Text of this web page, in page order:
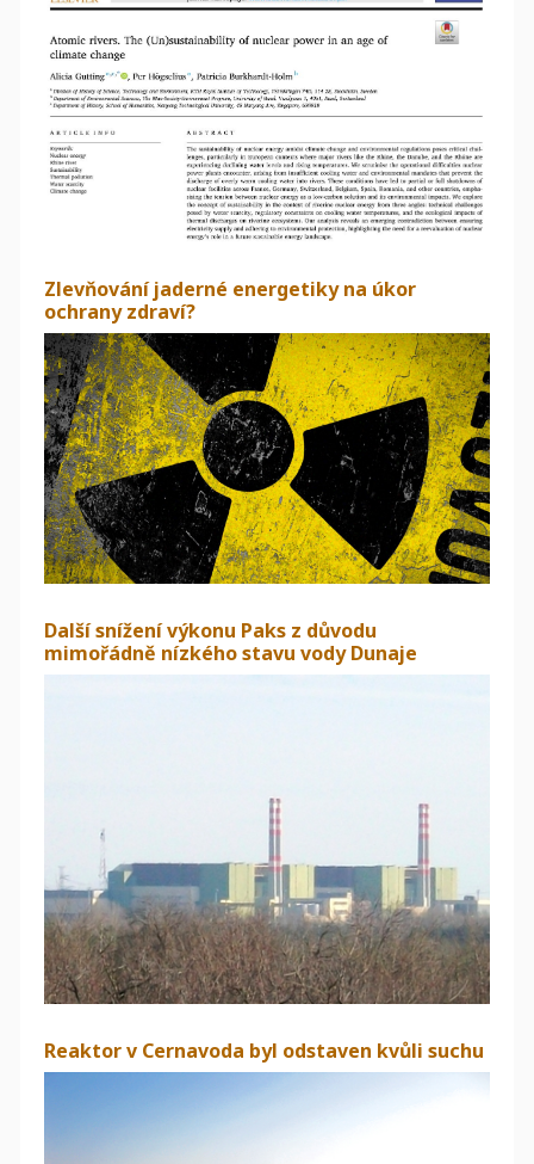
Zlevňování jaderné energetiky na úkor
ochrany zdraví?
Další snížení výkonu Paks z důvodu
mimořádně nízkého stavu vody Dunaje
Reaktor v Cernavoda byl odstaven kvůli suchu